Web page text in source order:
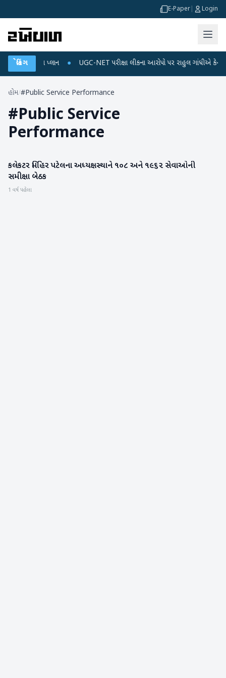
E-Paper Login
બ્રેકિંગ
અને ડેટા પ્લાન ● UGC-NET પરીક્ષા લીકના આરોપો પર રાહુલ ગાંધીએ કેન્દ્ર પર
હોમ/#Public Service Performance
#Public Service
Performance
બનાસકાંઠા
કલેકટર મિહિર પટેલના અધ્યક્ષસ્થાને ૧૦૮ અને ૧૯૬૨ સેવાઓની
સમીક્ષા બેઠક
1 વર્ષ પહેલા